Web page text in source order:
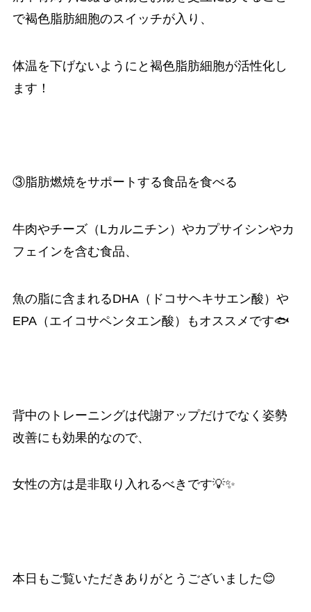
で褐色脂肪細胞のスイッチが入り、
体温を下げないようにと褐色脂肪細胞が活性化し
ます！
③脂肪燃焼をサポートする食品を食べる
牛肉やチーズ（Lカルニチン）やカプサイシンやカ
フェインを含む食品、
魚の脂に含まれるDHA（ドコサヘキサエン酸）や
EPA（エイコサペンタエン酸）もオススメです🐟
背中のトレーニングは代謝アップだけでなく姿勢
改善にも効果的なので、
女性の方は是非取り入れるべきです💡✨
本日もご覧いただきありがとうございました😊